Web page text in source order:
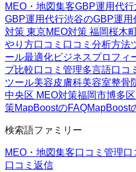
MEO・地図集客GBP運用代行
GBP運用代行渋谷のGBP運用
対策 東京MEO対策 福岡桜木
やり方口コミ 口コミ分析方法
ール最適化ビジネスプロフィ
プ比較口コミ管理多言語口コ
ツール美容皮膚科美容室整骨
中央区 MEO対策福岡市博多
策MapBoostのFAQMapBoost
検索語ファミリー
MEO・地図集客口コミ管理口
口コミ返信